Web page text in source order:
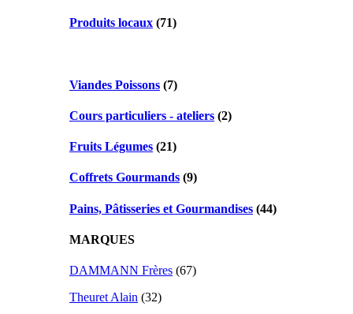
Produits locaux (71)
Viandes Poissons (7)
Cours particuliers - ateliers (2)
Fruits Légumes (21)
Coffrets Gourmands (9)
Pains, Pâtisseries et Gourmandises (44)
MARQUES
DAMMANN Frères (67)
Theuret Alain (32)